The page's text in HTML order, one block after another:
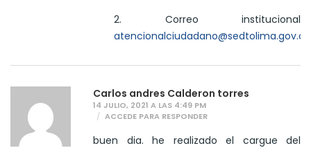
2. Correo institucional
atencionalciudadano@sedtolima.gov.co
Carlos andres Calderon torres
14 JULIO, 2021 A LAS 4:49 PM
ACCEDE PARA RESPONDER
buen dia. he realizado el cargue del